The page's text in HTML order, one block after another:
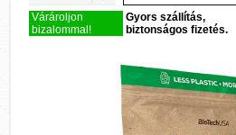
Várároljon
bizalommal!
Gyors szállítás,
biztonságos fizetés.